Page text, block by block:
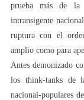
prueba más de la
intransigente
ruptura con el
amplio como para
Antes demonizado
los think-tanks de
nacional-populares